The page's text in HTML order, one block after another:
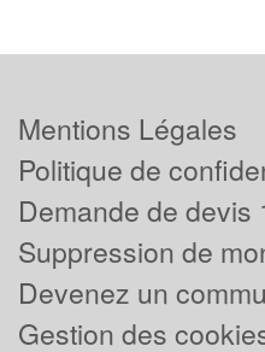
Mentions Légales
Politique de
Demande de devis
Suppression de
Devenez un
Gestion des